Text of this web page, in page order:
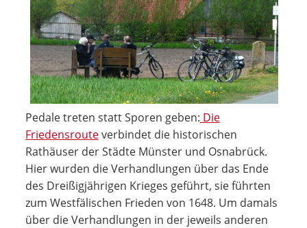
Pedale treten statt Sporen geben: Die
Friedensrouteverbindet die historischen
Rathäuser der Städte Münster und Osnabrück.
Hier wurden die Verhandlungen über das Ende
des Dreißigjährigen Krieges geführt, sie führten
zum Westfälischen Frieden von 1648. Um damals
über die Verhandlungen in der jeweils anderen